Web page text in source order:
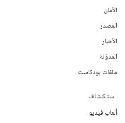
الأمان
المصدر
الأخبار
المدوّنة
ملفات بودكاست
استكشاف
ألعاب فيديو